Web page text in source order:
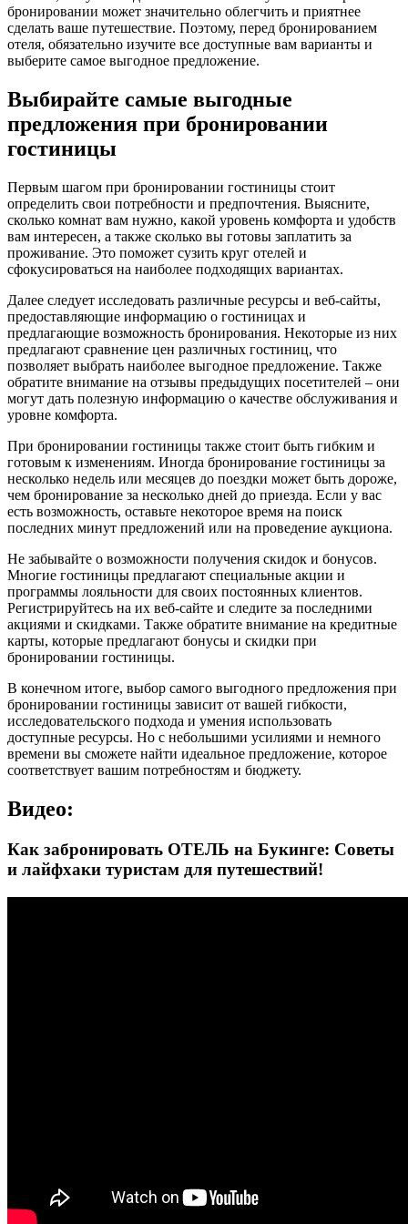
бронировании может значительно облегчить и приятнее
сделать ваше путешествие. Поэтому, перед бронированием
отеля, обязательно изучите все доступные вам варианты и
выберите самое выгодное предложение.
Выбирайте самые выгодные
предложения при бронировании
гостиницы
Первым шагом при бронировании гостиницы стоит
определить свои потребности и предпочтения. Выясните,
сколько комнат вам нужно, какой уровень комфорта и удобств
вам интересен, а также сколько вы готовы заплатить за
проживание. Это поможет сузить круг отелей и
сфокусироваться на наиболее подходящих вариантах.
Далее следует исследовать различные ресурсы и веб-сайты,
предоставляющие информацию о гостиницах и
предлагающие возможность бронирования. Некоторые из них
предлагают сравнение цен различных гостиниц, что
позволяет выбрать наиболее выгодное предложение. Также
обратите внимание на отзывы предыдущих посетителей – они
могут дать полезную информацию о качестве обслуживания и
уровне комфорта.
При бронировании гостиницы также стоит быть гибким и
готовым к изменениям. Иногда бронирование гостиницы за
несколько недель или месяцев до поездки может быть дороже,
чем бронирование за несколько дней до приезда. Если у вас
есть возможность, оставьте некоторое время на поиск
последних минут предложений или на проведение аукциона.
Не забывайте о возможности получения скидок и бонусов.
Многие гостиницы предлагают специальные акции и
программы лояльности для своих постоянных клиентов.
Регистрируйтесь на их веб-сайте и следите за последними
акциями и скидками. Также обратите внимание на кредитные
карты, которые предлагают бонусы и скидки при
бронировании гостиницы.
В конечном итоге, выбор самого выгодного предложения при
бронировании гостиницы зависит от вашей гибкости,
исследовательского подхода и умения использовать
доступные ресурсы. Но с небольшими усилиями и немного
времени вы сможете найти идеальное предложение, которое
соответствует вашим потребностям и бюджету.
Видео:
Как забронировать ОТЕЛЬ на Букинге: Советы
и лайфхаки туристам для путешествий!